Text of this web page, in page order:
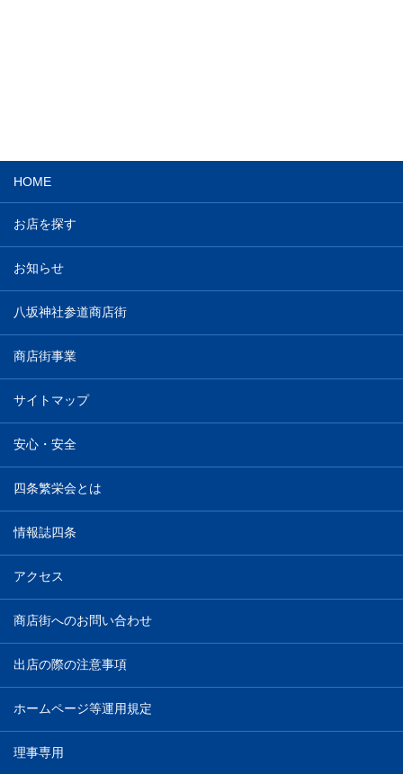
HOME
お店を探す
お知らせ
八坂神社参道商店街
商店街事業
サイトマップ
安心・安全
四条繁栄会とは
情報誌四条
アクセス
商店街へのお問い合わせ
出店の際の注意事項
ホームページ等運用規定
理事専用